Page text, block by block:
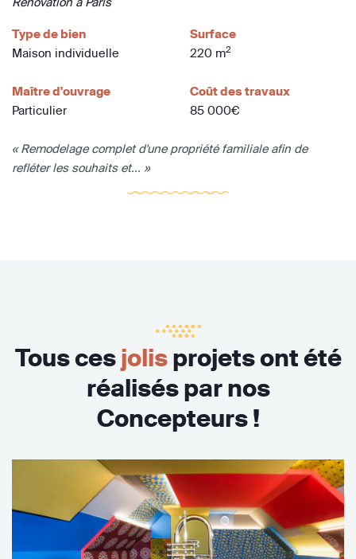
Type de bien
Maison individuelle
Surface
220 m2
Maître d'ouvrage
Particulier
Coût des travaux
85 000€
« Remodelage complet d'une propriété familiale afin de
refléter les souhaits et... »
Tous cesjolisprojets ont été
réalisés par nos
Concepteurs !